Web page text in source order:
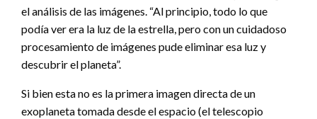
el análisis de las imágenes. “Al principio, todo lo que
podía ver era la luz de la estrella, pero con un cuidadoso
procesamiento de imágenes pude eliminar esa luz y
descubrir el planeta”.
Si bien esta no es la primera imagen directa de un
exoplaneta tomada desde el espacio (el telescopio